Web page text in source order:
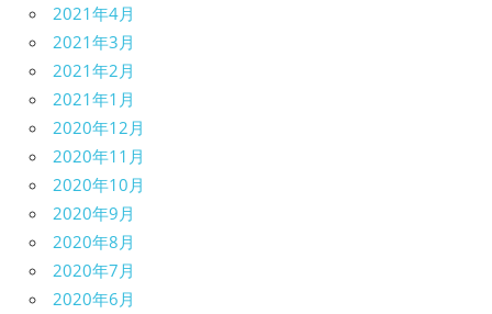
2021年4月
2021年3月
2021年2月
2021年1月
2020年12月
2020年11月
2020年10月
2020年9月
2020年8月
2020年7月
2020年6月